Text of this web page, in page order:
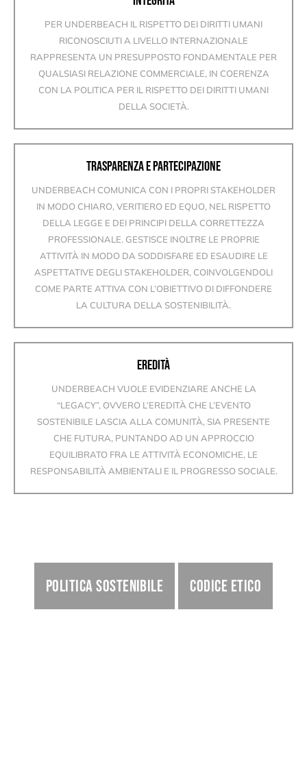
PER UNDERBEACH IL RISPETTO DEI DIRITTI UMANI
RICONOSCIUTI A LIVELLO INTERNAZIONALE
RAPPRESENTA UN PRESUPPOSTO FONDAMENTALE PER
QUALSIASI RELAZIONE COMMERCIALE, IN COERENZA
CON LA POLITICA PER IL RISPETTO DEI DIRITTI UMANI
DELLA SOCIETÀ.
TRASPARENZA E PARTECIPAZIONE
UNDERBEACH COMUNICA CON I PROPRI STAKEHOLDER
IN MODO CHIARO, VERITIERO ED EQUO, NEL RISPETTO
DELLA LEGGE E DEI PRINCIPI DELLA CORRETTEZZA
PROFESSIONALE. GESTISCE INOLTRE LE PROPRIE
ATTIVITÀ IN MODO DA SODDISFARE ED ESAUDIRE LE
ASPETTATIVE DEGLI STAKEHOLDER, COINVOLGENDOLI
COME PARTE ATTIVA CON L’OBIETTIVO DI DIFFONDERE
LA CULTURA DELLA SOSTENIBILITÀ.
EREDITÀ
UNDERBEACH VUOLE EVIDENZIARE ANCHE LA
“LEGACY”, OVVERO L’EREDITÀ CHE L’EVENTO
SOSTENIBILE LASCIA ALLA COMUNITÀ, SIA PRESENTE
CHE FUTURA, PUNTANDO AD UN APPROCCIO
EQUILIBRATO FRA LE ATTIVITÀ ECONOMICHE, LE
RESPONSABILITÀ AMBIENTALI E IL PROGRESSO SOCIALE.
POLITICA SOSTENIBILE CODICE ETICO